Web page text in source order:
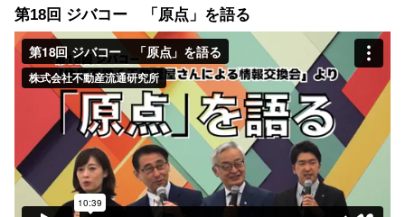
第18回 ジバコー 「原点」を語る